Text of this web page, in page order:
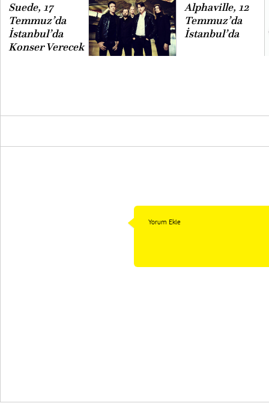
Suede, 17
Temmuz’da
İstanbul’da
Konser Verecek
Alphaville, 12
Temmuz’da
İstanbul’da